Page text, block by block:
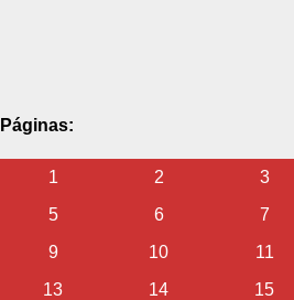
Páginas:
1 2 3
5
6 7
9
10 11
13
14 15